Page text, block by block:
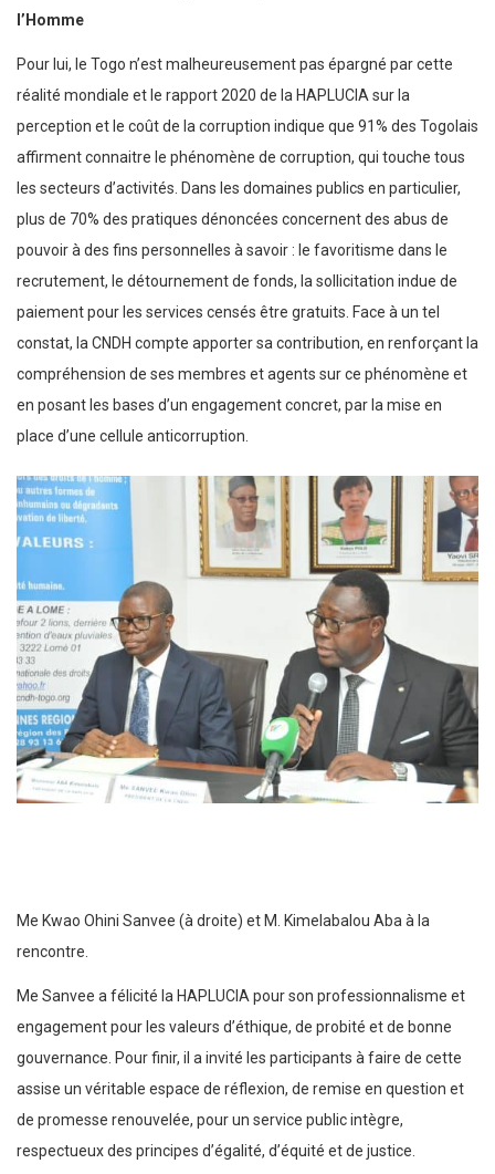
l’Homme
Pour lui, le Togo n’est malheureusement pas épargné par cette
réalité mondiale et le rapport 2020 de la HAPLUCIA sur la
perception et le coût de la corruption indique que 91% des Togolais
affirment connaitre le phénomène de corruption, qui touche tous
les secteurs d’activités. Dans les domaines publics en particulier,
plus de 70% des pratiques dénoncées concernent des abus de
pouvoir à des fins personnelles à savoir : le favoritisme dans le
recrutement, le détournement de fonds, la sollicitation indue de
paiement pour les services censés être gratuits. Face à un tel
constat, la CNDH compte apporter sa contribution, en renforçant la
compréhension de ses membres et agents sur ce phénomène et
en posant les bases d’un engagement concret, par la mise en
place d’une cellule anticorruption.
Me Kwao Ohini Sanvee (à droite) et M. Kimelabalou Aba à la
rencontre.
Me Sanvee a félicité la HAPLUCIA pour son professionnalisme et
engagement pour les valeurs d’éthique, de probité et de bonne
gouvernance. Pour finir, il a invité les participants à faire de cette
assise un véritable espace de réflexion, de remise en question et
de promesse renouvelée, pour un service public intègre,
respectueux des principes d’égalité, d’équité et de justice.